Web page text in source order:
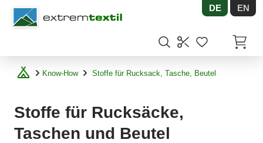
Shopware DE EN
Know-How Stoffe für Rucksack, Tasche, Beutel
Stoffe für Rucksäcke,
Taschen und Beutel